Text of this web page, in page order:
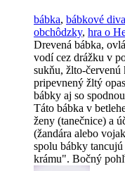
bábka, bábkové
obchôdzky, hra o
Drevená bábka,
vodí cez drážku v
sukňu, žlto-červenú
pripevnený žltý
bábky aj so
Táto bábka v
ženy (tanečnice) a
(žandára alebo
spolu bábky
krámu". Bočný